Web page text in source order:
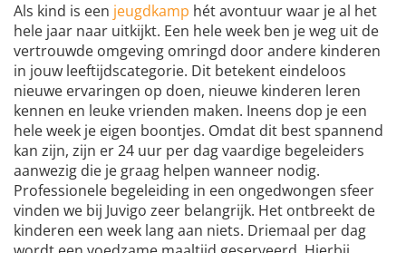
Als kind is een jeugdkamp hét avontuur waar je al het
hele jaar naar uitkijkt. Een hele week ben je weg uit de
vertrouwde omgeving omringd door andere kinderen
in jouw leeftijdscategorie. Dit betekent eindeloos
nieuwe ervaringen op doen, nieuwe kinderen leren
kennen en leuke vrienden maken. Ineens dop je een
hele week je eigen boontjes. Omdat dit best spannend
kan zijn, zijn er 24 uur per dag vaardige begeleiders
aanwezig die je graag helpen wanneer nodig.
Professionele begeleiding in een ongedwongen sfeer
vinden we bij Juvigo zeer belangrijk. Het ontbreekt de
kinderen een week lang aan niets. Driemaal per dag